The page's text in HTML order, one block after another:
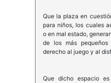
Que la plaza en
para niños, los cuales
o en mal estado,
de los más
derecho al juego y al
Que dicho espacio